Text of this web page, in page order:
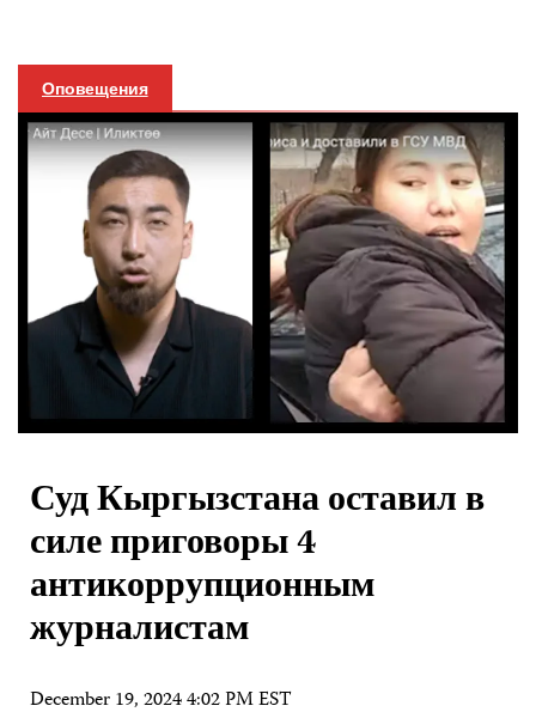
Оповещения
Суд Кыргызстана оставил в
силе приговоры 4
антикоррупционным
журналистам
December 19, 2024 4:02 PM EST